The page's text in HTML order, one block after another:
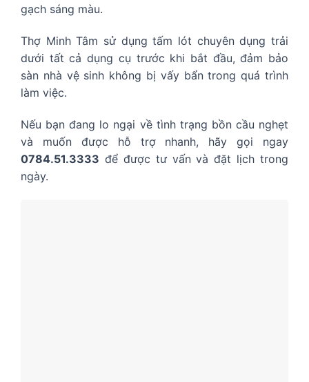
gạch sáng màu.
Thợ Minh Tâm sử dụng tấm lót chuyên dụng trải
dưới tất cả dụng cụ trước khi bắt đầu, đảm bảo
sàn nhà vệ sinh không bị vấy bẩn trong quá trình
làm việc.
Nếu bạn đang lo ngại về tình trạng bồn cầu nghẹt
và muốn được hỗ trợ nhanh, hãy gọi ngay
0784.51.3333 để được tư vấn và đặt lịch trong
ngày.